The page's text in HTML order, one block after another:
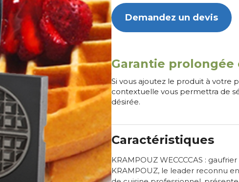
Demandez un devis
Garantie
Si vous ajoutez le produit à votre
contextuelle vous permettra de
désirée.
Caractéristiques
KRAMPOUZ WECCCCAS :
KRAMPOUZ, le leader reconnu